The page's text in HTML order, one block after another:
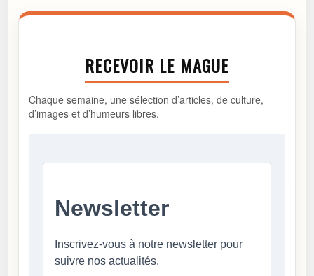
RECEVOIR LE MAGUE
Chaque semaine, une sélection d’articles, de culture,
d’images et d’humeurs libres.